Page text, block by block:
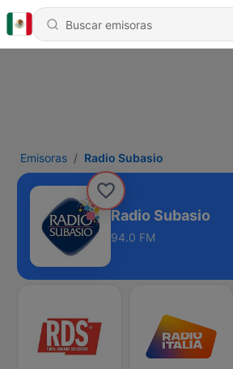
Emisoras Radio Subasio
Radio Subasio
94.0 FM